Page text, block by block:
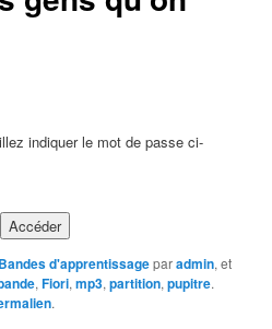
indiquer le mot de passe ci-
Bandes d'apprentissageparadmin, et
,Fiori,mp3,partition,pupitre.
.